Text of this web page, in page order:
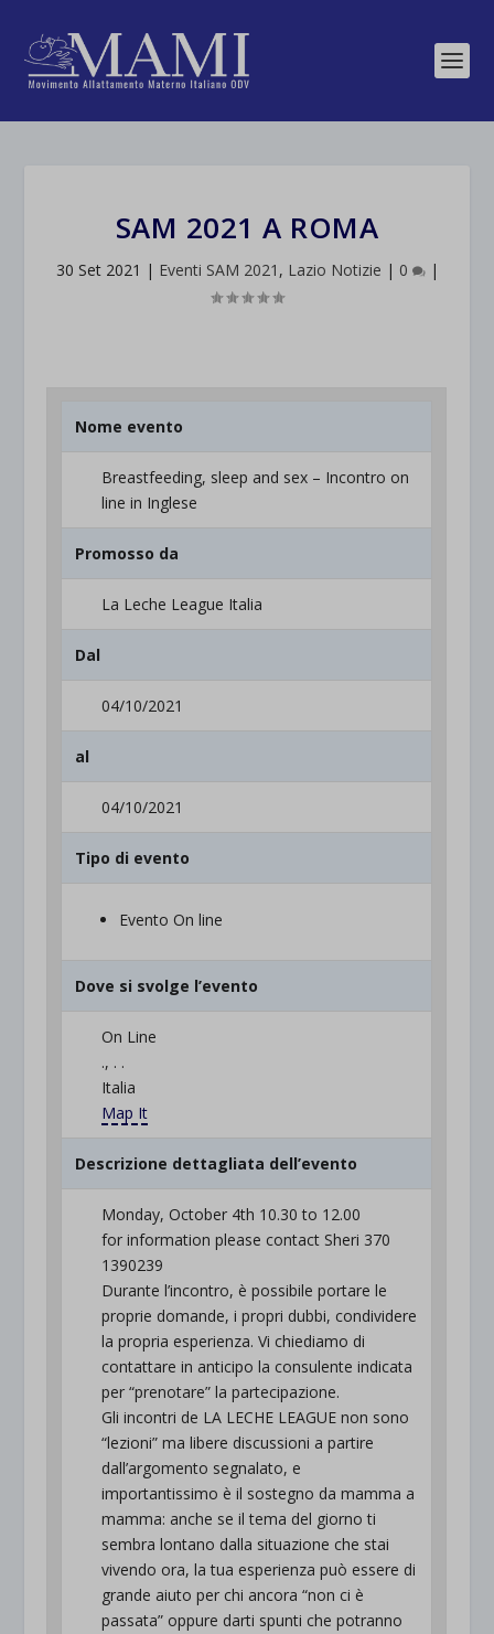
SAM 2021 A ROMA
30 Set 2021 | Eventi SAM 2021 , Lazio Notizie | 0 |
Nome evento
Breastfeeding, sleep and sex – Incontro on
line in Inglese
Promosso da
La Leche League Italia
Dal
04/10/2021
al
04/10/2021
Tipo di evento
Evento On line
Dove si svolge l’evento
On Line
., . .
Italia
Map It
Descrizione dettagliata dell’evento
Monday, October 4th 10.30 to 12.00
for information please contact Sheri 370
1390239
Durante l’incontro, è possibile portare le
proprie domande, i propri dubbi, condividere
la propria esperienza. Vi chiediamo di
contattare in anticipo la consulente indicata
per “prenotare” la partecipazione.
Gli incontri de LA LECHE LEAGUE non sono
“lezioni” ma libere discussioni a partire
dall’argomento segnalato, e
importantissimo è il sostegno da mamma a
mamma: anche se il tema del giorno ti
sembra lontano dalla situazione che stai
vivendo ora, la tua esperienza può essere di
grande aiuto per chi ancora “non ci è
passata” oppure darti spunti che potranno